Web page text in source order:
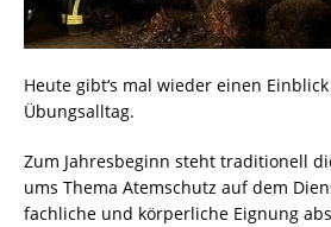
Heute gibt‘s mal wieder einen
Übungsalltag.
Zum Jahresbeginn steht traditionell
ums Thema Atemschutz auf dem
fachliche und körperliche Eignung